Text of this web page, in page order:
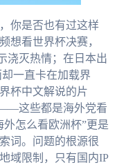
你是否也有过这样
想看世界杯决赛，
浇灭热情；在日本出
一直卡在加载界
杯中文解说的片
这些都是海外党看
怎么看欧洲杯”更是
词。问题的根源很
域限制，只有国内IP